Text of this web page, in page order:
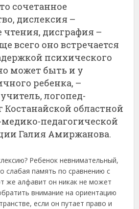
сочетанное
дислексия –
дисграфия –
всего оно встречается
психического
может быть и у
ребенка, –
логопед-
Костанайской областной
педагогической
Галия Амиржанова.
Ребенок невнимательный,
слабая память по сравнению с
же алфавит он никак не может
внимание на ориентацию
если он путает право и